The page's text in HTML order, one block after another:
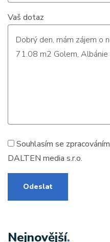
Vaš dotaz
Souhlasím se zpracováním
DALTEN media s.r.o.
Odeslat
Nejnovější.